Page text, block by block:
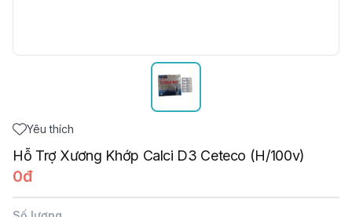
Yêu thích
Hỗ Trợ Xương Khớp Calci D3 Ceteco (H/100v)
0đ